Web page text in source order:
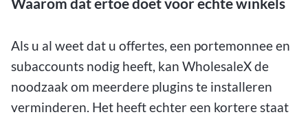
Als u al weet dat u offertes, een portemonnee en
subaccounts nodig heeft, kan WholesaleX de
noodzaak om meerdere plugins te installeren
verminderen. Het heeft echter een kortere staat